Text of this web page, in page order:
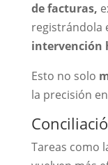
de facturas,
registrándola
intervención
Esto no solo
la precisión
Tareas como